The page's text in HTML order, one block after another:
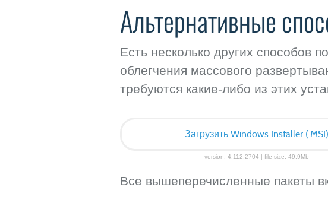
Альтернативные
Есть несколько других способов
облегчения массового
требуются какие-либо из этих
Загрузить Windows Installer (.MSI)
version: 4.112.2704 | file size: 49.9Mb
Все вышеперечисленные пакеты